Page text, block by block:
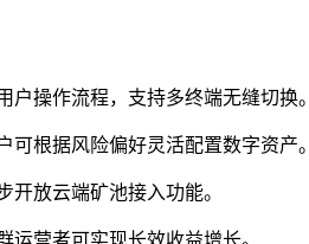
操作流程，支持多终端无缝切换。
根据风险偏好灵活配置数字资产。
开放云端矿池接入功能。
营者可实现长效收益增长。